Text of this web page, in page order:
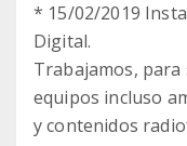
* 15/02/2019
Digital.
Trabajamos,
equipos incluso
y contenidos